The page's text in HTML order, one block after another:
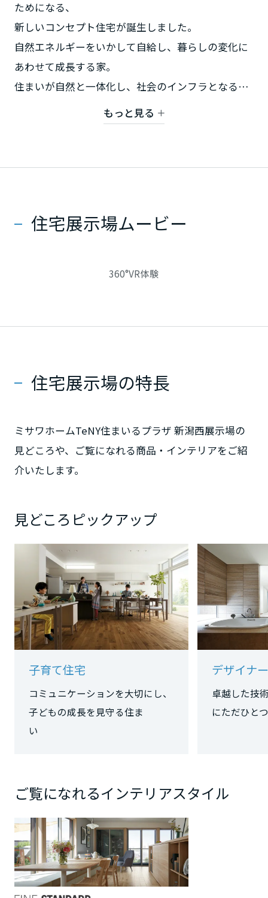
ためになる、
新しいコンセプト住宅が誕生しました。
自然エネルギーをいかして自給し、暮らしの変化に
あわせて成長する家。
住まいが自然と一体化し、社会のインフラとなる家
※来場予約特典は初めてご見学の方、ご家族様1回と
がございます。
もっと見る
住宅展示場ムービー
360°VR体験
住宅展示場の特長
ミサワホームTeNY住まいるプラザ 新潟西展示場の
見どころや、ご覧になれる商品・インテリアをご紹
介いたします。
見どころピックアップ
子育て住宅
コミュニケーションを大切にし、
子どもの成長を見守る住ま
い
デザイナ
卓越した技
にただひ
ご覧になれるインテリアスタイル
東京都
神奈川県
岐阜県
愛知県
三重県
近畿エリア
滋賀県
京都府
大阪府
兵庫県
中国・四国エリア
鳥取県